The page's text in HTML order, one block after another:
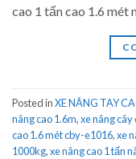
cao 1 tấn cao 1.6 mét
Posted inXE NÂNG TAY
nâng cao 1.6m,xe nâng cây
cao 1.6 mét cby-e1016,xe
1000kg,xe nâng cao 1 tấn